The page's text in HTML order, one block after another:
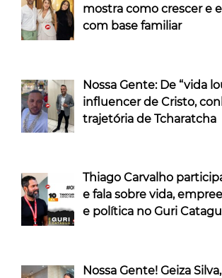
mostra como crescer e
com base familiar
Nossa Gente: De “vida
influencer de Cristo,
trajetória de Tcharatcha
Thiago Carvalho
e fala sobre vida,
e política no Guri
Nossa Gente! Geiza